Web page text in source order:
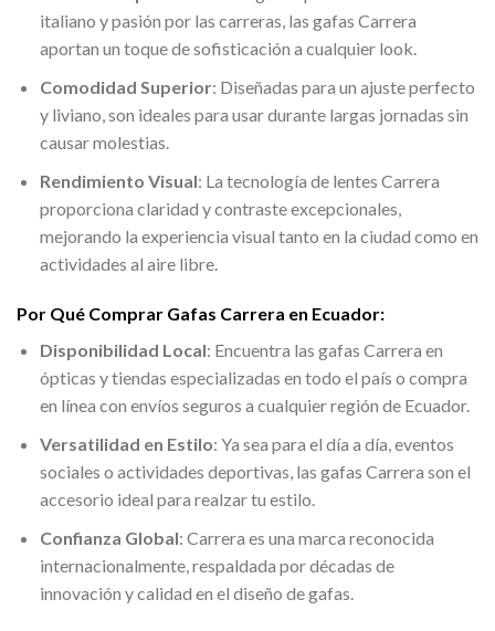
italiano y pasión por las carreras, las gafas Carrera
aportan un toque de sofisticación a cualquier look.
Comodidad Superior: Diseñadas para un ajuste perfecto
y liviano, son ideales para usar durante largas jornadas sin
causar molestias.
Rendimiento Visual: La tecnología de lentes Carrera
proporciona claridad y contraste excepcionales,
mejorando la experiencia visual tanto en la ciudad como en
actividades al aire libre.
Por Qué Comprar Gafas Carrera en Ecuador:
Disponibilidad Local: Encuentra las gafas Carrera en
ópticas y tiendas especializadas en todo el país o compra
en línea con envíos seguros a cualquier región de Ecuador.
Versatilidad en Estilo: Ya sea para el día a día, eventos
sociales o actividades deportivas, las gafas Carrera son el
accesorio ideal para realzar tu estilo.
Confianza Global: Carrera es una marca reconocida
internacionalmente, respaldada por décadas de
innovación y calidad en el diseño de gafas.